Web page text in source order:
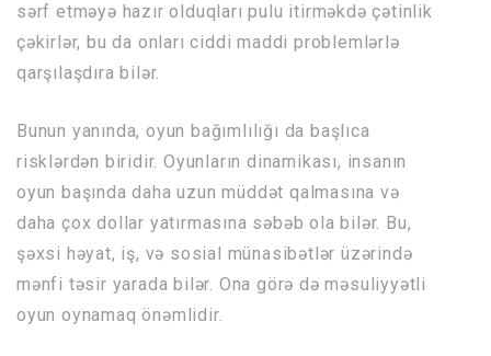
sərf etməyə hazır olduqları pulu itirməkdə çətinlik
çəkirlər, bu da onları ciddi maddi problemlərlə
qarşılaşdıra bilər.
Bunun yanında, oyun bağımlılığı da başlıca
risklərdən biridir. Oyunların dinamikası, insanın
oyun başında daha uzun müddət qalmasına və
daha çox dollar yatırmasına səbəb ola bilər. Bu,
şəxsi həyat, iş, və sosial münasibətlər üzərində
mənfi təsir yarada bilər. Ona görə də məsuliyyətli
oyun oynamaq önəmlidir.